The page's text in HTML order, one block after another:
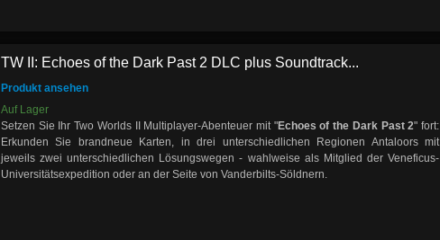
TW II: Echoes of the Dark Past 2 DLC plus Soundtrack...
Produkt ansehen
Auf Lager
Setzen Sie Ihr Two Worlds II Multiplayer-Abenteuer mit "Echoes of the Dark Past 2" fort:
Erkunden Sie brandneue Karten, in drei unterschiedlichen Regionen Antaloors mit
jeweils zwei unterschiedlichen Lösungswegen - wahlweise als Mitglied der Veneficus-
Universitätsexpedition oder an der Seite von Vanderbilts-Söldnern.